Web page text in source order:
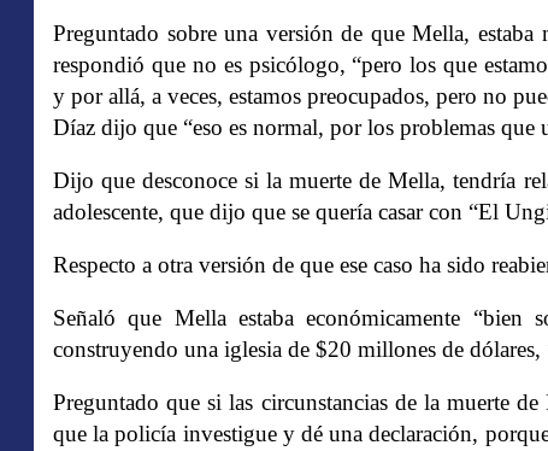
Preguntado sobre una versión de que Mella,
respondió que no es psicólogo, “pero los que
y por allá, a veces, estamos preocupados, pero no
Díaz dijo que “eso es normal, por los problemas que
Dijo que desconoce si la muerte de Mella, tendría
adolescente, que dijo que se quería casar con “El
Respecto a otra versión de que ese caso ha sido
Señaló que Mella estaba económicamente “bien
construyendo una iglesia de $20 millones de dólares,
Preguntado que si las circunstancias de la muerte
que la policía investigue y dé una declaración,